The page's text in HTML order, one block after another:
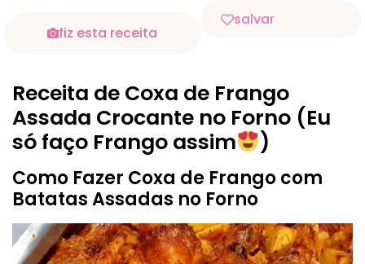
fiz esta receita
salvar
Receita de Coxa de Frango
Assada Crocante no Forno (Eu
só faço Frango assim
)
Como Fazer Coxa de Frango com
Batatas Assadas no Forno